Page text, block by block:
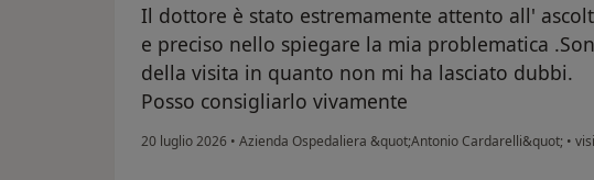
Il dottore è stato estremamente attento all'
e preciso nello spiegare la mia problematica
della visita in quanto non mi ha lasciato dubbi.
Posso consigliarlo vivamente
20 luglio 2026 • Azienda Ospedaliera &quot;Antonio Cardarelli&quot; •